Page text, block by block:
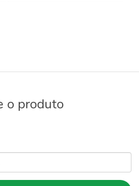
o produto